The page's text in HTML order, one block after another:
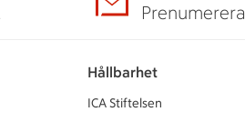
Prenumerera
Hållbarhet
ICA Stiftelsen